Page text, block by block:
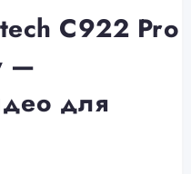
C922 Pro
—
для